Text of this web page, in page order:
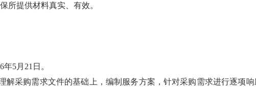
所提供材料真实、有效。
年5月21日。
解采购需求文件的基础上，编制服务方案，针对采购需求进行逐项